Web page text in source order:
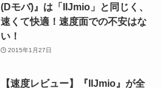
(Dモバ)』は「IIJmio」と同じく、
速くて快適！速度面での不安はな
い！
2015年1月27日
【速度レビュー】『IIJmio』が全